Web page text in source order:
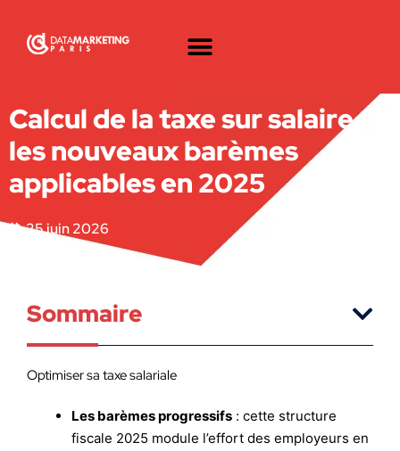
Calcul de la taxe sur salaire :
les nouveaux barèmes
applicables en 2025
25 juin 2026
Sommaire
Optimiser sa taxe salariale
Les barèmes progressifs : cette structure
fiscale 2025 module l’effort des employeurs en